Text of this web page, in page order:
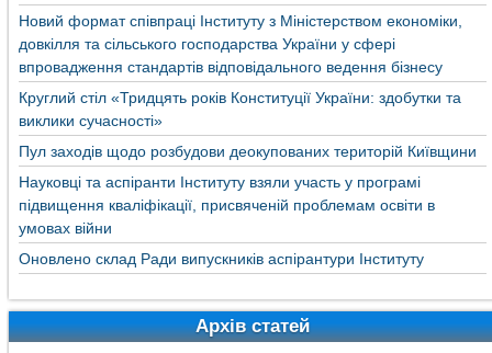
Новий формат співпраці Інституту з Міністерством економіки,
довкілля та сільського господарства України у сфері
впровадження стандартів відповідального ведення бізнесу
Круглий стіл «Тридцять років Конституції України: здобутки та
виклики сучасності»
Пул заходів щодо розбудови деокупованих територій Київщини
Науковці та аспіранти Інституту взяли участь у програмі
підвищення кваліфікації, присвяченій проблемам освіти в
умовах війни
Оновлено склад Ради випускників аспірантури Інституту
Архів статей